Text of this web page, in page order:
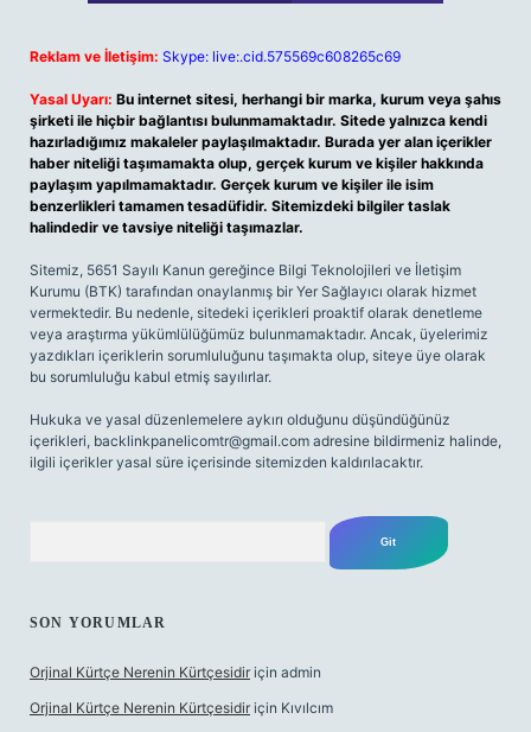
Reklam ve İletişim: Skype: live:.cid.575569c608265c69
Yasal Uyarı: Bu internet sitesi, herhangi bir marka, kurum veya şahıs
şirketi ile hiçbir bağlantısı bulunmamaktadır. Sitede yalnızca kendi
hazırladığımız makaleler paylaşılmaktadır. Burada yer alan içerikler
haber niteliği taşımamakta olup, gerçek kurum ve kişiler hakkında
paylaşım yapılmamaktadır. Gerçek kurum ve kişiler ile isim
benzerlikleri tamamen tesadüfidir. Sitemizdeki bilgiler taslak
halindedir ve tavsiye niteliği taşımazlar.
Sitemiz, 5651 Sayılı Kanun gereğince Bilgi Teknolojileri ve İletişim
Kurumu (BTK) tarafından onaylanmış bir Yer Sağlayıcı olarak hizmet
vermektedir. Bu nedenle, sitedeki içerikleri proaktif olarak denetleme
veya araştırma yükümlülüğümüz bulunmamaktadır. Ancak, üyelerimiz
yazdıkları içeriklerin sorumluluğunu taşımakta olup, siteye üye olarak
bu sorumluluğu kabul etmiş sayılırlar.
Hukuka ve yasal düzenlemelere aykırı olduğunu düşündüğünüz
içerikleri, backlinkpanelicomtr@gmail.com adresine bildirmeniz halinde,
ilgili içerikler yasal süre içerisinde sitemizden kaldırılacaktır.
SON YORUMLAR
Orjinal Kürtçe Nerenin Kürtçesidir için admin
Orjinal Kürtçe Nerenin Kürtçesidir için Kıvılcım